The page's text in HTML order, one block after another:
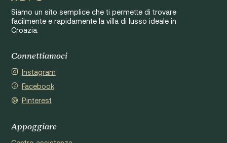
Siamo un sito semplice che ti permette di trovare
facilmente e rapidamente la villa di lusso ideale in
Croazia.
Connettiamoci
Instagram
Facebook
Pinterest
Appoggiare